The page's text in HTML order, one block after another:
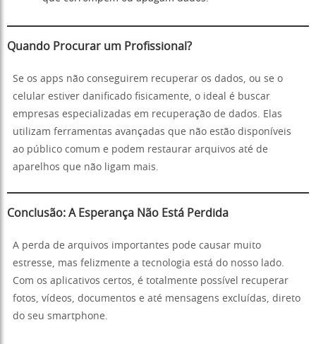
Quando Procurar um Profissional?
Se os apps não conseguirem recuperar os dados, ou se o
celular estiver danificado fisicamente, o ideal é buscar
empresas especializadas em recuperação de dados. Elas
utilizam ferramentas avançadas que não estão disponíveis
ao público comum e podem restaurar arquivos até de
aparelhos que não ligam mais.
Conclusão: A Esperança Não Está Perdida
A perda de arquivos importantes pode causar muito
estresse, mas felizmente a tecnologia está do nosso lado.
Com os aplicativos certos, é totalmente possível recuperar
fotos, vídeos, documentos e até mensagens excluídas, direto
do seu smartphone.